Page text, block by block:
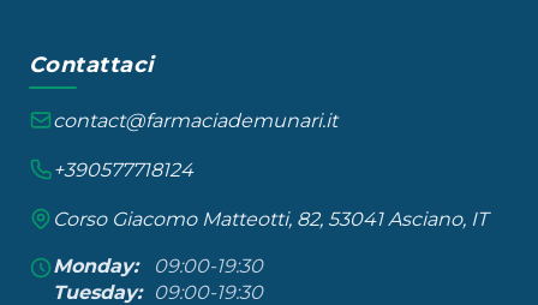
Contattaci
contact@farmaciademunari.it
+390577718124
Corso Giacomo Matteotti, 82, 53041 Asciano, IT
Monday:
09:00-19:30
Tuesday:
09:00-19:30